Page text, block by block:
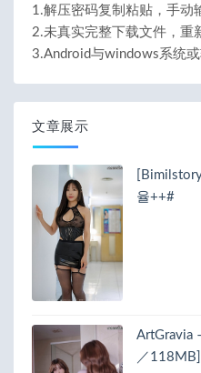
1.解压密码复制粘贴，手动
2.未真实完整下载文件，重
3.Android与windows系统
文章展示
율++#
ArtGravia
／118MB]